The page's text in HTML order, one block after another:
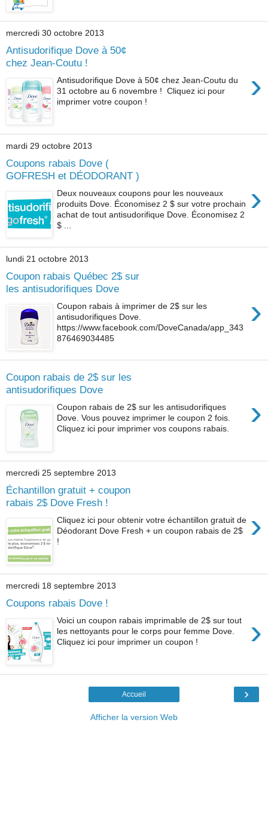
mercredi 30 octobre 2013
Antisudorifique Dove à 50¢
chez Jean-Coutu !
›
Antisudorifique Dove à 50¢ chez Jean-Coutu du
31 octobre au 6 novembre ! Cliquez ici pour
imprimer votre coupon !
mardi 29 octobre 2013
Coupons rabais Dove (
GOFRESH et DÉODORANT )
›
Deux nouveaux coupons pour les nouveaux
produits Dove. Économisez 2 $ sur votre prochain
achat de tout antisudorifique Dove. Économisez 2
$ ...
lundi 21 octobre 2013
Coupon rabais Québec 2$ sur
les antisudorifiques Dove
›
Coupon rabais à imprimer de 2$ sur les
antisudorifiques Dove.
https://www.facebook.com/DoveCanada/app_343
876469034485
Coupon rabais de 2$ sur les
antisudorifiques Dove
›
Coupon rabais de 2$ sur les antisudorifiques
Dove. Vous pouvez imprimer le coupon 2 fois.
Cliquez ici pour imprimer vos coupons rabais.
mercredi 25 septembre 2013
Échantillon gratuit + coupon
rabais 2$ Dove Fresh !
›
Cliquez ici pour obtenir votre échantillon gratuit de
Déodorant Dove Fresh + un coupon rabais de 2$
!
mercredi 18 septembre 2013
Coupons rabais Dove !
›
Voici un coupon rabais imprimable de 2$ sur tout
les nettoyants pour le corps pour femme Dove.
Cliquez ici pour imprimer un coupon !
›
Accueil
Afficher la version Web